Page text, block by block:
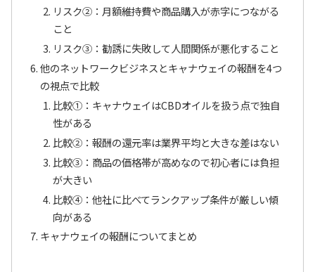
リスク②：月額維持費や商品購入が赤字につながる
こと
リスク③：勧誘に失敗して人間関係が悪化すること
他のネットワークビジネスとキャナウェイの報酬を4つ
の視点で比較
比較①：キャナウェイはCBDオイルを扱う点で独自
性がある
比較②：報酬の還元率は業界平均と大きな差はない
比較➂：商品の価格帯が高めなので初心者には負担
が大きい
比較④：他社に比べてランクアップ条件が厳しい傾
向がある
キャナウェイの報酬についてまとめ